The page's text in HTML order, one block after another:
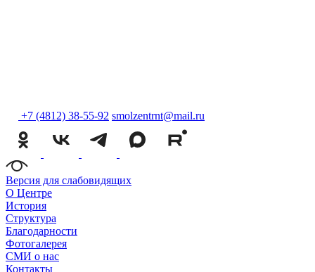
+7 (4812) 38-55-92 smolzentrnt@mail.ru
Версия для слабовидящих
О Центре
История
Структура
Благодарности
Фотогалерея
СМИ о нас
Контакты